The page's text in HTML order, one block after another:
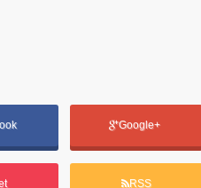
Google+
RSS